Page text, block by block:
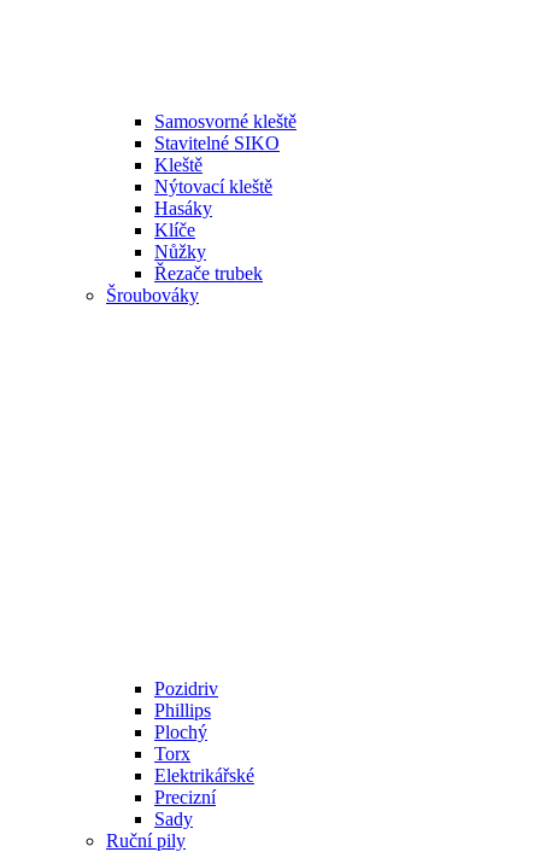
Samosvorné kleště
Stavitelné SIKO
Kleště
Nýtovací kleště
Hasáky
Klíče
Nůžky
Řezače trubek
Šroubováky
Pozidriv
Phillips
Plochý
Torx
Elektrikářské
Precizní
Sady
Ruční pily